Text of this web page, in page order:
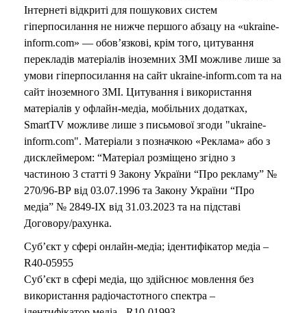
Інтернеті відкриті для пошукових систем
гіперпосилання не нижче першого абзацу на «ukraine-
inform.com» — обов’язкові, крім того, цитування
перекладів матеріалів іноземних ЗМІ можливе лише за
умови гіперпосилання на сайт ukraine-inform.com та на
сайт іноземного ЗМІ. Цитування і використання
матеріалів у офлайн-медіа, мобільних додатках,
SmartTV можливе лише з письмової згоди "ukraine-
inform.com". Матеріали з позначкою «Реклама» або з
дисклеймером: “Матеріал розміщено згідно з
частиною 3 статті 9 Закону України “Про рекламу” №
270/96-ВР від 03.07.1996 та Закону України “Про
медіа” № 2849-IX від 31.03.2023 та на підставі
Договору/рахунка.
Суб’єкт у сфері онлайн-медіа; ідентифікатор медіа –
R40-05955
Суб’єкт в сфері медіа, що здійснює мовлення без
використання радіочастотного спектра –